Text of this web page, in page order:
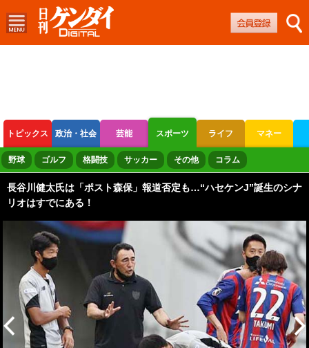
トピックス 政治・社会 芸能 スポーツ ライフ マネー
ボートレース 競輪 オートレース
野球 ゴルフ 格闘技 サッカー その他 コラム
長谷川健太氏は「ポスト森保」報道否定も…“ハセケンJ”誕生のシナ
リオはすでにある！